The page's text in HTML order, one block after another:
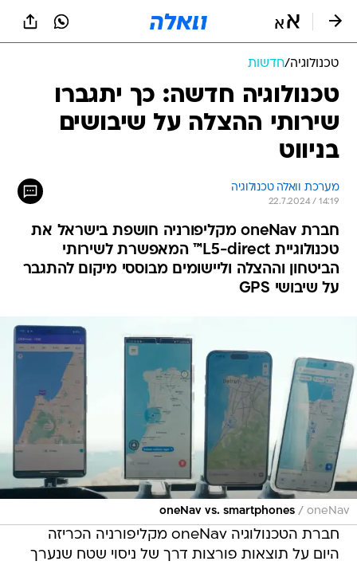
טכנולוגיה/חדשות
טכנולוגיה חדשה: כך יתגברו
שירותי ההצלה על שיבושים
בניווט
מערכת וואלה טכנולוגיה
22.7.2024 / 14:19
חברת oneNav מקליפורניה חושפת בישראל את
טכנולוגיית L5-direct™ המאפשרת לשירותי
הביטחון וההצלה וליישומים מבוססי מיקום להתגבר
על שיבושי GPS
oneNav vs. smartphones / oneNav
חברת הטכנולוגיה oneNav מקליפורניה הכריזה
היום על תוצאות פורצות דרך של ניסוי שטח שנערך